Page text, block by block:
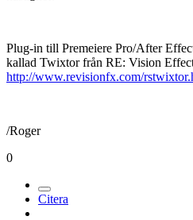
Plug-in till Premeiere Pro/After
kallad Twixtor från RE: Vision
http://www.revisionfx.com/
/Roger
0
Citera